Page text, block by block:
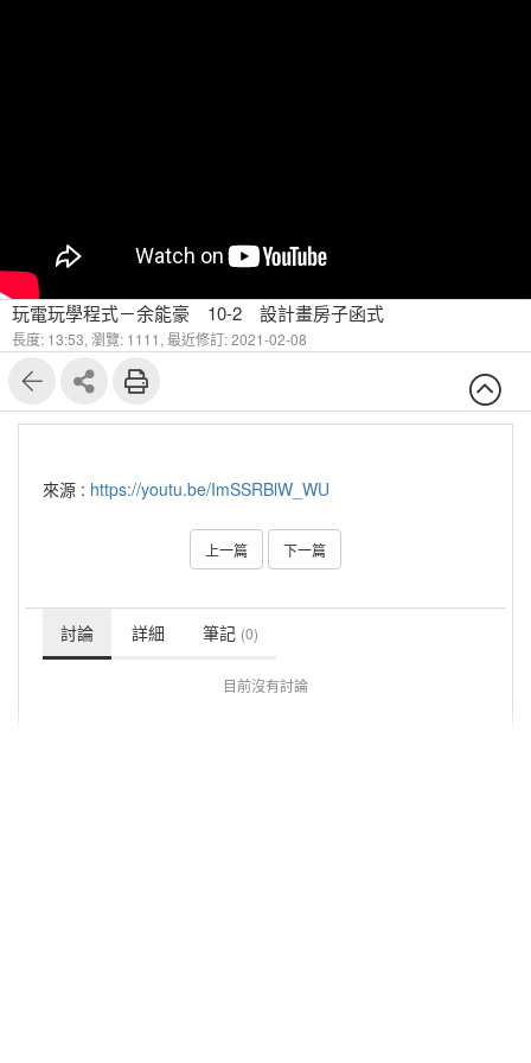
玩電玩學程式－余能豪 10-2 設計畫房子函式
長度: 13:53, 瀏覽: 1111, 最近修訂: 2021-02-08
來源 : https://youtu.be/ImSSRBlW_WU
上一篇 下一篇
討論 詳細 筆記 (0)
目前沒有討論